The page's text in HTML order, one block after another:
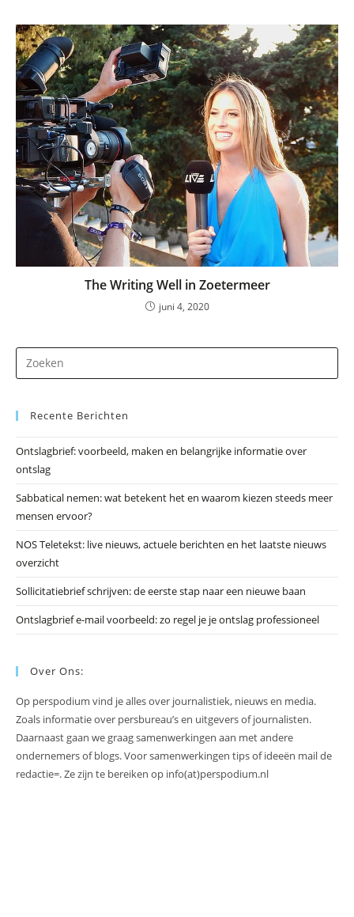
The Writing Well in Zoetermeer
juni 4, 2020
op
Recente Berichten
Ontslagbrief: voorbeeld, maken en belangrijke informatie over
ontslag
Sabbatical nemen: wat betekent het en waarom kiezen steeds meer
mensen ervoor?
NOS Teletekst: live nieuws, actuele berichten en het laatste nieuws
overzicht
Sollicitatiebrief schrijven: de eerste stap naar een nieuwe baan
Ontslagbrief e-mail voorbeeld: zo regel je je ontslag professioneel
Over Ons:
Op perspodium vind je alles over journalistiek, nieuws en media.
Zoals informatie over persbureau’s en uitgevers of journalisten.
Daarnaast gaan we graag samenwerkingen aan met andere
ondernemers of blogs. Voor samenwerkingen tips of ideeën mail de
redactie=. Ze zijn te bereiken op info(at)perspodium.nl